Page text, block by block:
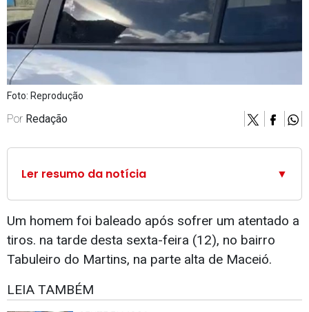
Foto: Reprodução
Por Redação
Ler resumo da notícia ▼
Um homem foi baleado após sofrer um atentado a
tiros. na tarde desta sexta-feira (12), no bairro
Tabuleiro do Martins, na parte alta de Maceió.
LEIA TAMBÉM